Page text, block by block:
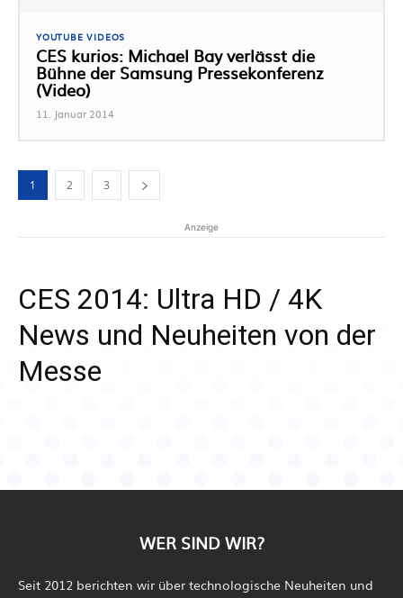
YOUTUBE VIDEOS
CES kurios: Michael Bay verlässt die
Bühne der Samsung Pressekonferenz
(Video)
11. Januar 2014
1 2 3
Anzeige
CES 2014: Ultra HD / 4K
News und Neuheiten von der
Messe
WER SIND WIR?
Seit 2012 berichten wir über technologische Neuheiten und